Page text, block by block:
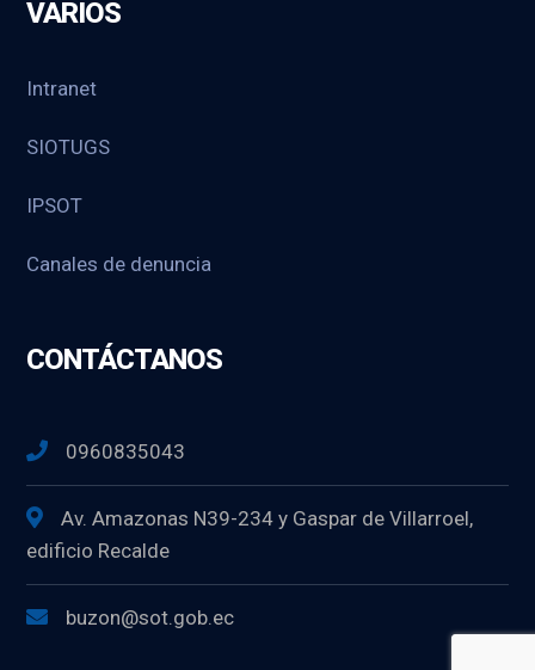
VARIOS
Intranet
SIOTUGS
IPSOT
Canales de denuncia
CONTÁCTANOS
0960835043
Av. Amazonas N39-234 y Gaspar de Villarroel,
edificio Recalde
buzon@sot.gob.ec